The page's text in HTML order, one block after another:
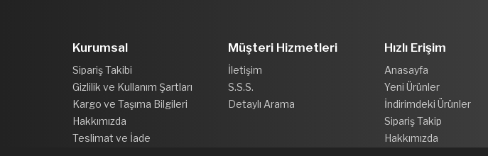
Kurumsal
Sipariş Takibi
Gizlilik ve Kullanım Şartları
Kargo ve Taşıma Bilgileri
Hakkımızda
Teslimat ve İade
Müşteri Hizmetleri
İletişim
S.S.S.
Detaylı Arama
Hızlı Erişim
Anasayfa
Yeni Ürünler
İndirimdeki Ürünler
Sipariş Takip
Hakkımızda